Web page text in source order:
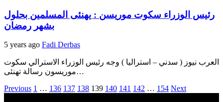
رئيس الوزراء سكوت موريسن : يهنئى المسلمين بحلول
بشهر رمضان
5 years ago Fadi Derbas
العرب نيوز ( سدني – استراليا ) وجه رئيس الوزراء الاسترالي سكوت
موريسون رسالة تهنئى…
Posts
Previous 1 … 136 137 138 139 140 141 142 … 154 Next